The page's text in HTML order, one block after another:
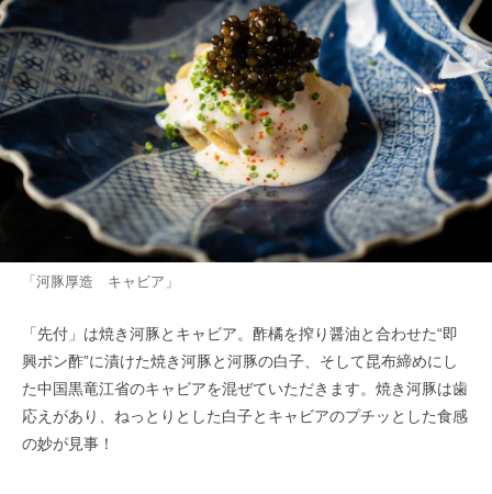
「河豚厚造 キャビア」
「先付」は焼き河豚とキャビア。酢橘を搾り醤油と合わせた“即
興ポン酢”に漬けた焼き河豚と河豚の白子、そして昆布締めにし
た中国黒竜江省のキャビアを混ぜていただきます。焼き河豚は歯
応えがあり、ねっとりとした白子とキャビアのプチッとした食感
の妙が見事！